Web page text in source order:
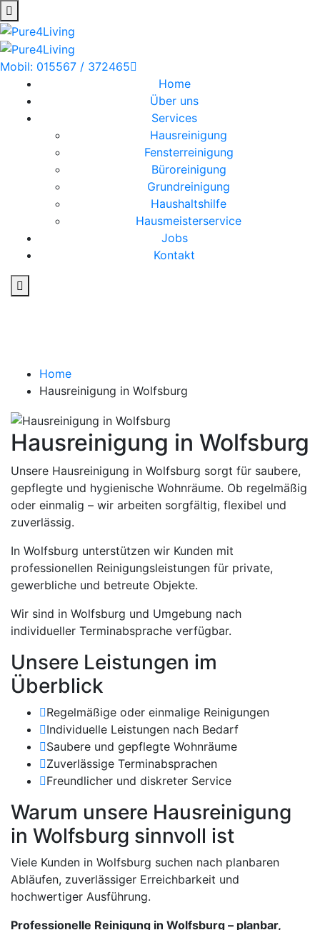
Mobil: 015567 / 372465
Home
Über uns
Services
Hausreinigung
Fensterreinigung
Büroreinigung
Grundreinigung
Haushaltshilfe
Hausmeisterservice
Jobs
Kontakt
Home
Hausreinigung in Wolfsburg
Hausreinigung in Wolfsburg
Unsere Hausreinigung in Wolfsburg sorgt für saubere,
gepflegte und hygienische Wohnräume. Ob regelmäßig
oder einmalig – wir arbeiten sorgfältig, flexibel und
zuverlässig.
In Wolfsburg unterstützen wir Kunden mit
professionellen Reinigungsleistungen für private,
gewerbliche und betreute Objekte.
Wir sind in Wolfsburg und Umgebung nach
individueller Terminabsprache verfügbar.
Unsere Leistungen im
Überblick
Regelmäßige oder einmalige Reinigungen
Individuelle Leistungen nach Bedarf
Saubere und gepflegte Wohnräume
Zuverlässige Terminabsprachen
Freundlicher und diskreter Service
Warum unsere Hausreinigung
in Wolfsburg sinnvoll ist
Viele Kunden in Wolfsburg suchen nach planbaren
Abläufen, zuverlässiger Erreichbarkeit und
hochwertiger Ausführung.
Professionelle Reinigung in Wolfsburg – planbar,